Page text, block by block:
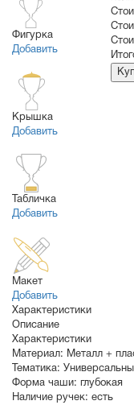
Фигурка
Добавить
Крышка
Добавить
Табличка
Добавить
Макет
Добавить
Характеристики
Описание
Характеристики
Материал: Металл +
Тематика:
Форма чаши: глубокая
Наличие ручек: есть